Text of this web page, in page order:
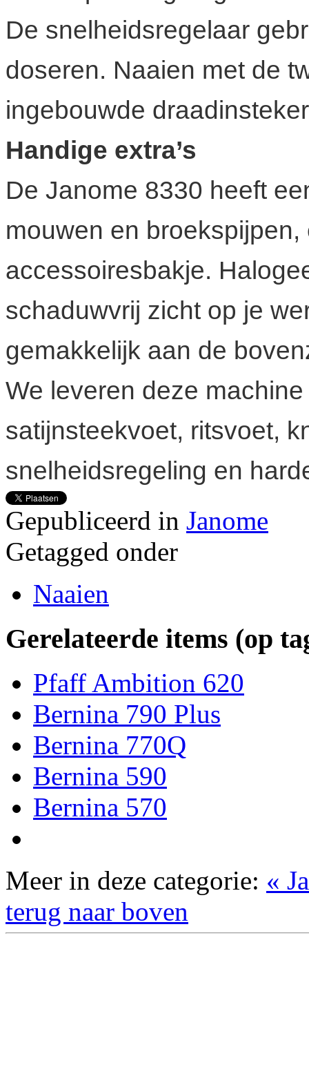
De snelheidsregelaar
doseren. Naaien met de
ingebouwde
Handige extra’s
De Janome 8330 heeft
mouwen en
accessoiresbakje.
schaduwvrij zicht op je
gemakkelijk aan de
We leveren deze
satijnsteekvoet, ritsvoet,
snelheidsregeling en
Gepubliceerd in Janome
Getagged onder
Naaien
Gerelateerde items (op
Pfaff Ambition 620
Bernina 790 Plus
Bernina 770Q
Bernina 590
Bernina 570
Meer in deze categorie: «
terug naar boven